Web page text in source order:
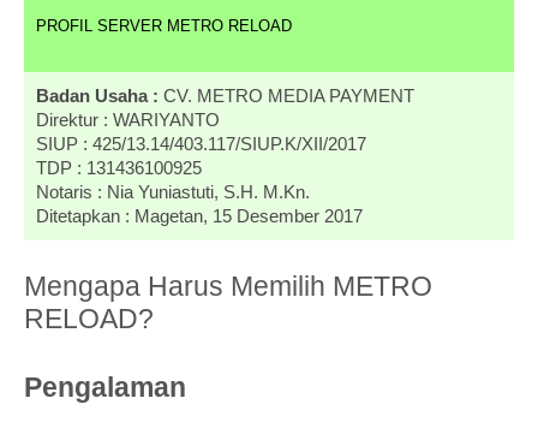
PROFIL SERVER METRO RELOAD
Badan Usaha : CV. METRO MEDIA PAYMENT
Direktur : WARIYANTO
SIUP : 425/13.14/403.117/SIUP.K/XII/2017
TDP : 131436100925
Notaris : Nia Yuniastuti, S.H. M.Kn.
Ditetapkan : Magetan, 15 Desember 2017
Mengapa Harus Memilih METRO
RELOAD?
Pengalaman